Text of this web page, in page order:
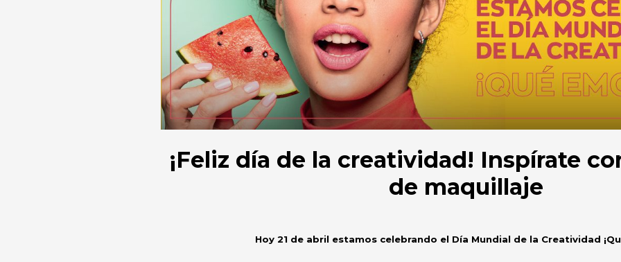
¡Feliz día de la creatividad! Inspírate
de maquillaje
Hoy 21 de abril estamos celebrando el Día Mundial de la Creatividad